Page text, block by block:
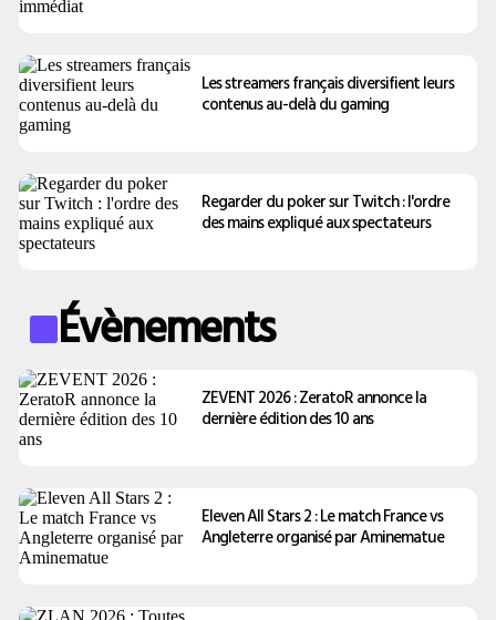
Les streamers français diversifient leurs
contenus au-delà du gaming
Regarder du poker sur Twitch : l'ordre
des mains expliqué aux spectateurs
Évènements
ZEVENT 2026 : ZeratoR annonce la
dernière édition des 10 ans
Eleven All Stars 2 : Le match France vs
Angleterre organisé par Aminematue